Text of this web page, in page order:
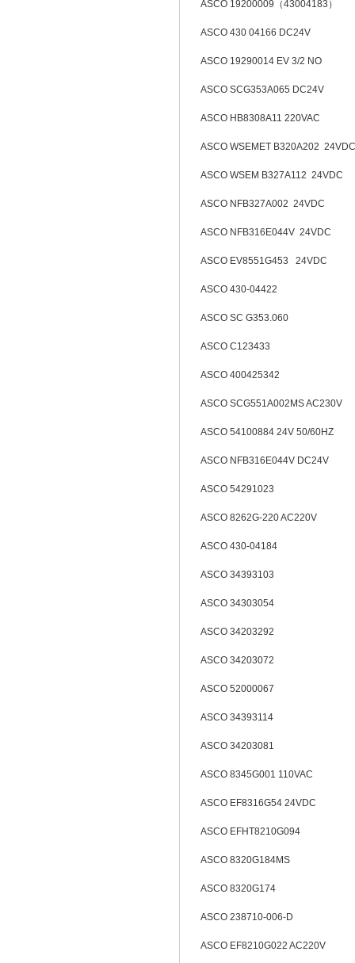
ASCO 19200009（43004183）
ASCO 430 04166 DC24V
ASCO 19290014 EV 3/2 NO
ASCO SCG353A065 DC24V
ASCO HB8308A11 220VAC
ASCO WSEMET B320A202
ASCO WSEM B327A112 24VDC
ASCO NFB327A002 24VDC
ASCO NFB316E044V 24VDC
ASCO EV8551G453 24VDC
ASCO 430-04422
ASCO SC G353.060
ASCO C123433
ASCO 400425342
ASCO SCG551A002MS AC230V
ASCO 54100884 24V 50/60HZ
ASCO NFB316E044V DC24V
ASCO 54291023
ASCO 8262G-220 AC220V
ASCO 430-04184
ASCO 34393103
ASCO 34303054
ASCO 34203292
ASCO 34203072
ASCO 52000067
ASCO 34393114
ASCO 34203081
ASCO 8345G001 110VAC
ASCO EF8316G54 24VDC
ASCO EFHT8210G094
ASCO 8320G184MS
ASCO 8320G174
ASCO 238710-006-D
ASCO EF8210G022 AC220V